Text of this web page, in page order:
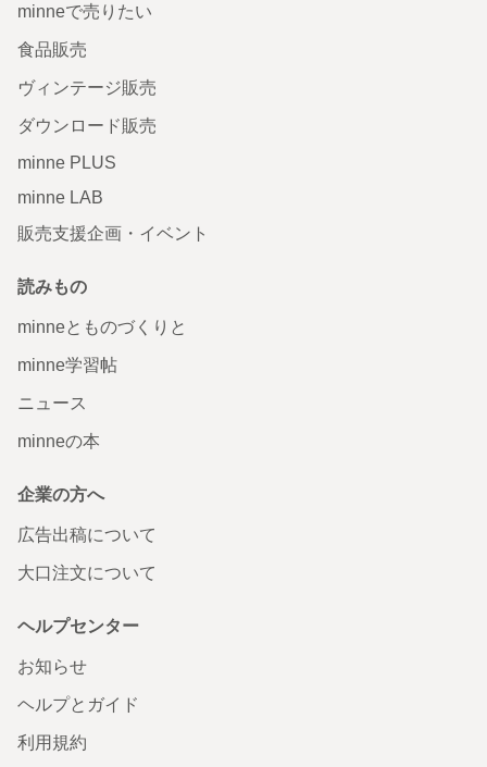
minneで売りたい
食品販売
ヴィンテージ販売
ダウンロード販売
minne PLUS
minne LAB
販売支援企画・イベント
読みもの
minneとものづくりと
minne学習帖
ニュース
minneの本
企業の方へ
広告出稿について
大口注文について
ヘルプセンター
お知らせ
ヘルプとガイド
利用規約